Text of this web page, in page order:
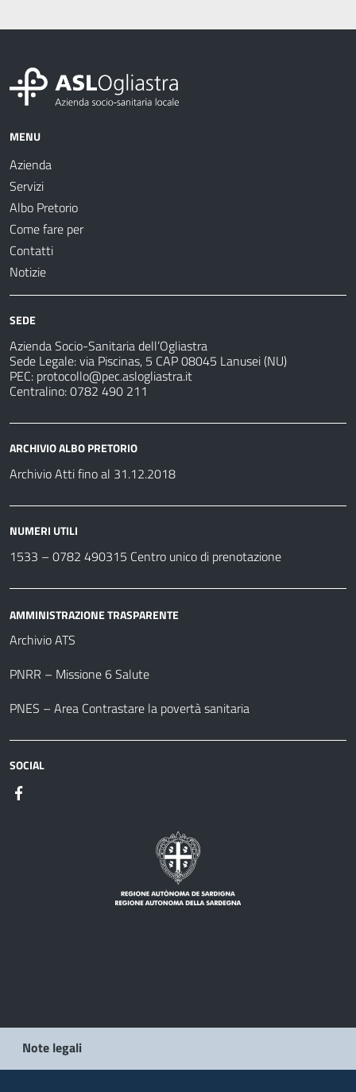
MENU
Azienda
Servizi
Albo Pretorio
Come fare per
Contatti
Notizie
SEDE
Azienda Socio-Sanitaria dell’Ogliastra
Sede Legale: via Piscinas, 5 CAP 08045 Lanusei (NU)
PEC: protocollo@pec.aslogliastra.it
Centralino: 0782 490 211
ARCHIVIO ALBO PRETORIO
Archivio Atti fino al 31.12.2018
NUMERI UTILI
1533 – 0782 490315 Centro unico di prenotazione
AMMINISTRAZIONE TRASPARENTE
Archivio ATS
PNRR – Missione 6 Salute
PNES – Area Contrastare la povertà sanitaria
SOCIAL
Note legali
Privacy policy